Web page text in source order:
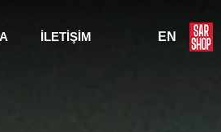
İLETİŞİM EN